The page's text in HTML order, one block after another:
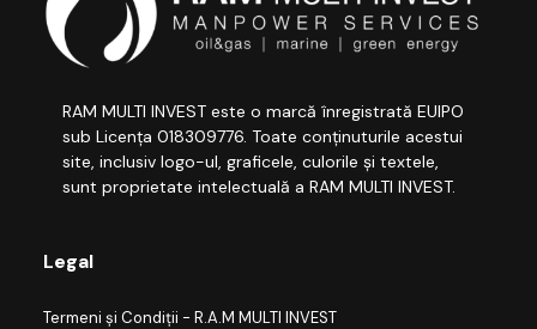
RAM MULTI INVEST este o marcă înregistrată EUIPO
sub Licența 018309776. Toate conținuturile acestui
site, inclusiv logo-ul, graficele, culorile și textele,
sunt proprietate intelectuală a RAM MULTI INVEST.
Legal
Termeni și Condiții - R.A.M MULTI INVEST